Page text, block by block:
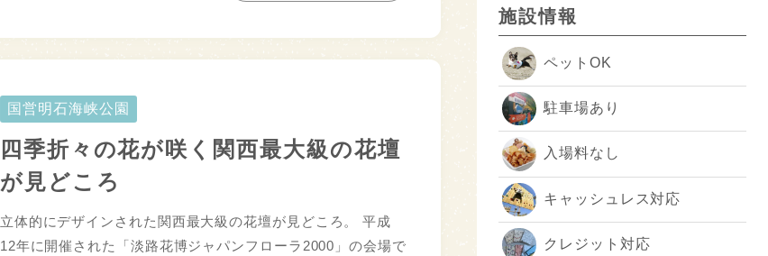
国営明石海峡公園
四季折々の花が咲く関西最大級の花壇
が見どころ
立体的にデザインされた関西最大級の花壇が見どころ。 平成
12年に開催された「淡路花博ジャパンフローラ2000」の会場で
施設情報
ペットOK
駐車場あり
入場料なし
キャッシュレス対応
クレジット対応